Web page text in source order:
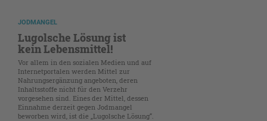
JODMANGEL
Lugolsche Lösung ist
kein Lebensmittel!
Vor allem in den sozialen Medien und auf
Internetportalen werden Mittel zur
Nahrungsergänzung angeboten, deren
Inhaltsstoffe nicht für den Verzehr
vorgesehen sind. Eines der Mittel, dessen
Einnahme derzeit gegen Jodmangel
beworben wird, ist die „Lugolsche Lösung“.